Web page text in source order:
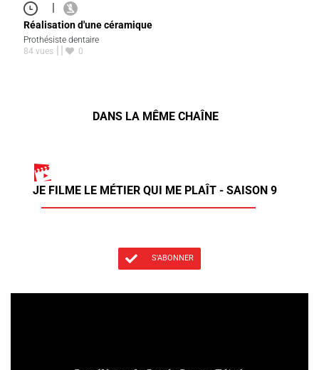
|
Réalisation d'une céramique
Prothésiste dentaire
84 vues
0
DANS LA MÊME CHAÎNE
JE FILME LE MÉTIER QUI ME PLAÎT - SAISON 9
S'ABONNER